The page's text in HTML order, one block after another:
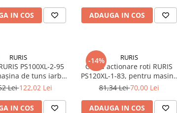
IN COS ADAUGA IN COS
RURIS
PS100XL-2-95
de tuns iarba
DAC 100XL
Lei122,02 Lei
IN COS
-14% RURIS
Cablu actionare roti RURIS
PS120XL-1-83, pentru masina
de tuns iarba Ruris DAC 120XL
81,34 Lei70,00 Lei
ADAUGA IN COS